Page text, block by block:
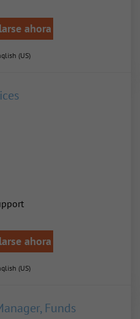
ahora
(US)
ahora
(US)
Funds